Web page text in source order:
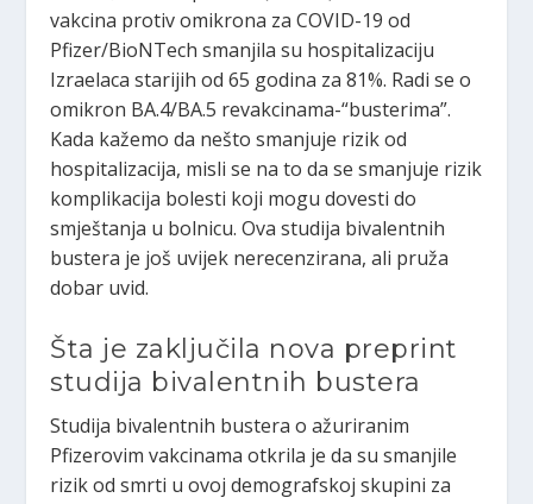
vakcina protiv omikrona za COVID-19 od
Pfizer/BioNTech smanjila su hospitalizaciju
Izraelaca starijih od 65 godina za 81%. Radi se o
omikron BA.4/BA.5 revakcinama-“busterima”.
Kada kažemo da nešto smanjuje rizik od
hospitalizacija, misli se na to da se smanjuje rizik
komplikacija bolesti koji mogu dovesti do
smještanja u bolnicu. Ova studija bivalentnih
bustera je još uvijek nerecenzirana, ali pruža
dobar uvid.
Šta je zaključila nova preprint
studija bivalentnih bustera
Studija bivalentnih bustera o ažuriranim
Pfizerovim vakcinama otkrila je da su smanjile
rizik od smrti u ovoj demografskoj skupini za